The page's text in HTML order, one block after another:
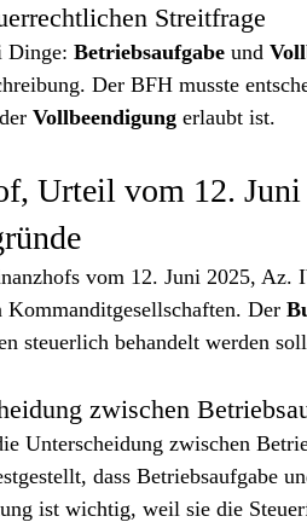
Streitfrage
Dinge: Betriebsaufgabe und
Der BFH musste
Vollbeendigung erlaubt ist.
Urteil vom 12.
vom 12. Juni 2025,
Der
steuerlich behandelt werden
zwischen
Unterscheidung zwischen
dass Betriebsaufgabe
ist wichtig, weil sie die